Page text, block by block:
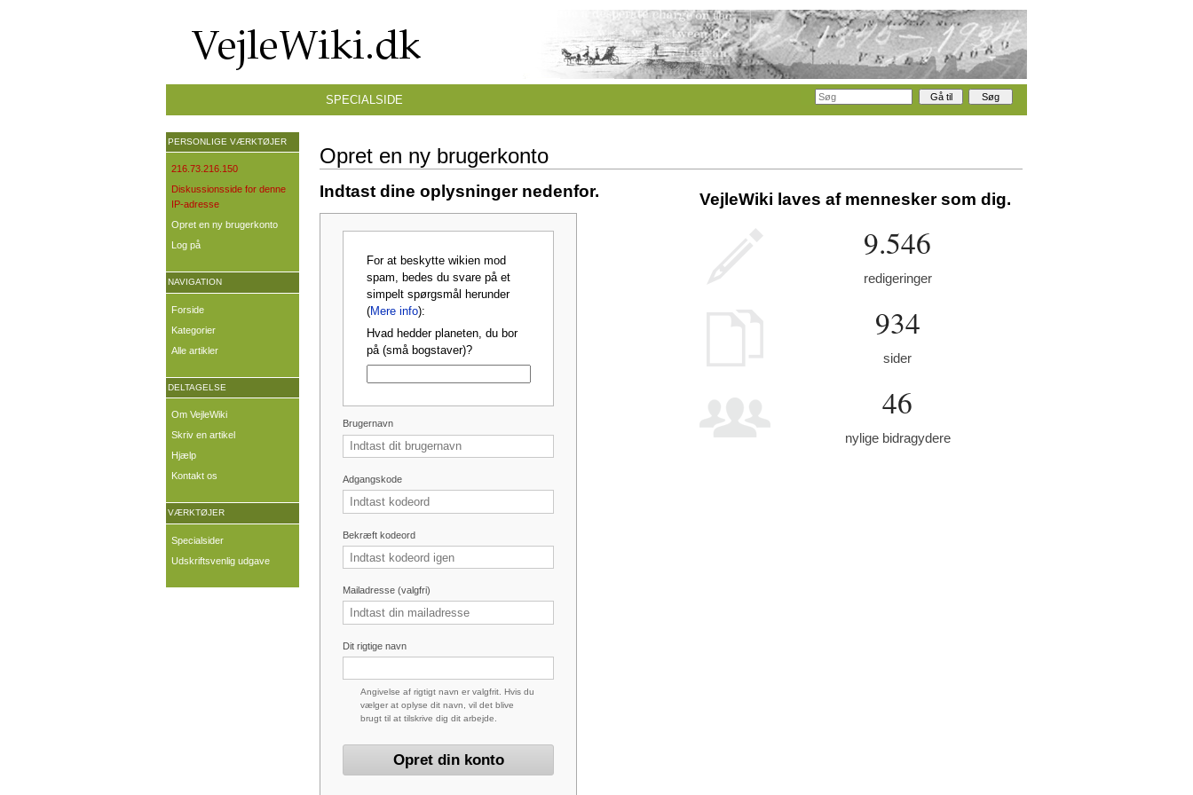
Opret en ny brugerkonto
Indtast dine oplysninger nedenfor.
For at beskytte wikien mod
spam, bedes du svare på et
simpelt spørgsmål herunder
(Mere info):
Hvad hedder planeten, du bor
på (små bogstaver)?
Brugernavn
Adgangskode
Bekræft kodeord
Mailadresse (valgfri)
Dit rigtige navn
Angivelse af rigtigt navn er valgfrit. Hvis du
vælger at oplyse dit navn, vil det blive
brugt til at tilskrive dig dit arbejde.
VejleWiki laves af mennesker som dig.
9.546
redigeringer
934
sider
46
nylige bidragydere
SPECIALSIDE
PERSONLIGE VÆRKTØJER
216.73.216.150
Diskussionsside for denne
IP-adresse
Opret en ny brugerkonto
Log på
NAVIGATION
Forside
Kategorier
Alle artikler
DELTAGELSE
Om VejleWiki
Skriv en artikel
Hjælp
Kontakt os
VÆRKTØJER
Specialsider
Udskriftsvenlig udgave